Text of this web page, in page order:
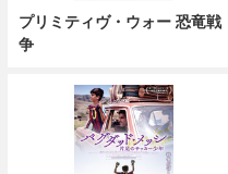
プリミティヴ・ウォー 恐竜戦
争